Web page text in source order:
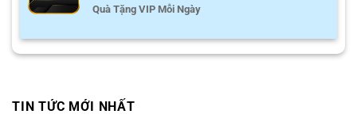
Quà Tặng VIP Mỗi Ngày
TIN TỨC MỚI NHẤT